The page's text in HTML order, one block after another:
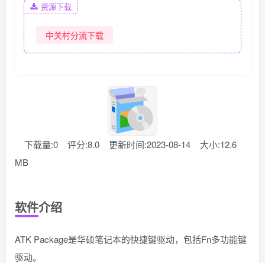
资源下载
中关村分流下载
下载量:0 评分:8.0 更新时间:2023-08-14
大小:12.6
MB
软件介绍
ATK Package是华硕笔记本的快捷键驱动，包括Fn多功能键
驱动。